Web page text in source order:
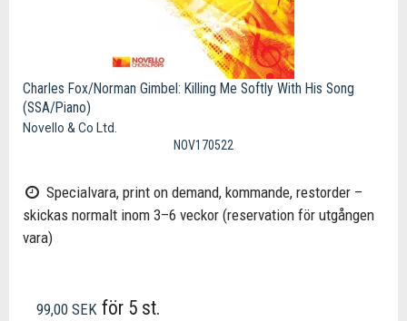
Charles Fox/Norman Gimbel: Killing Me Softly With His Song
(SSA/Piano)
Novello & Co Ltd.
NOV170522
Specialvara, print on demand, kommande, restorder –
skickas normalt inom 3–6 veckor (reservation för utgången
vara)
99,00 SEK för 5 st.